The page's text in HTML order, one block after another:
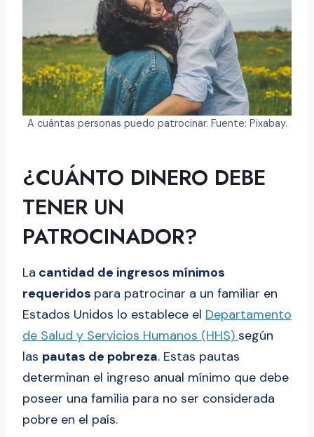
A cuántas personas puedo patrocinar. Fuente: Pixabay.
¿CUÁNTO DINERO DEBE
TENER UN
PATROCINADOR?
La cantidad de ingresos mínimos
requeridos para patrocinar a un familiar en
Estados Unidos lo establece el Departamento
de Salud y Servicios Humanos (HHS) según
las pautas de pobreza. Estas pautas
determinan el ingreso anual mínimo que debe
poseer una familia para no ser considerada
pobre en el país.